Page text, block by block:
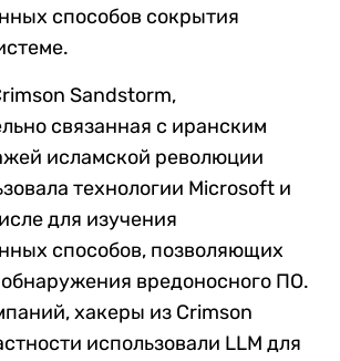
способов сокрытия
Sandstorm,
связанная с иранским
исламской революции
технологии Microsoft и
для изучения
способов, позволяющих
обнаружения вредоносного ПО.
хакеры из Crimson
использовали LLM для